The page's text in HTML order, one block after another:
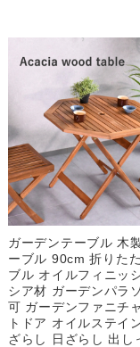
ガーデンテーブル 木
ーブル 90cm 折りた
ブル オイルフィニッ
シア材 ガーデンパラ
可 ガーデンファニチ
トドア オイルステイ
ざらし 日ざらし 出し